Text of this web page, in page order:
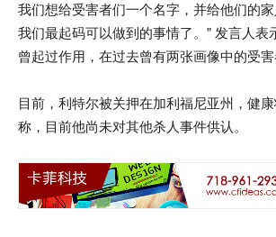
我们想给受害者们一个名字，并给他们的
我们最起码可以做到的事情了。” 发言人表
曾起过作用，在过去曾有两张画像中的受害
目前，利特尔被关押在加利福尼亚州，健
称，目前他尚未对其他杀人事件供认。